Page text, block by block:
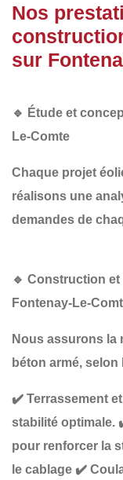
Nos
sur
🔹 Étude et
Le-Comte
Chaque projet
réalisons une
demandes de
🔹 Construction
Fontenay-Le-
Nous assurons la
béton armé, selon
✔️ Terrassement
stabilité optimale.
pour renforcer la
le cablage ✔️